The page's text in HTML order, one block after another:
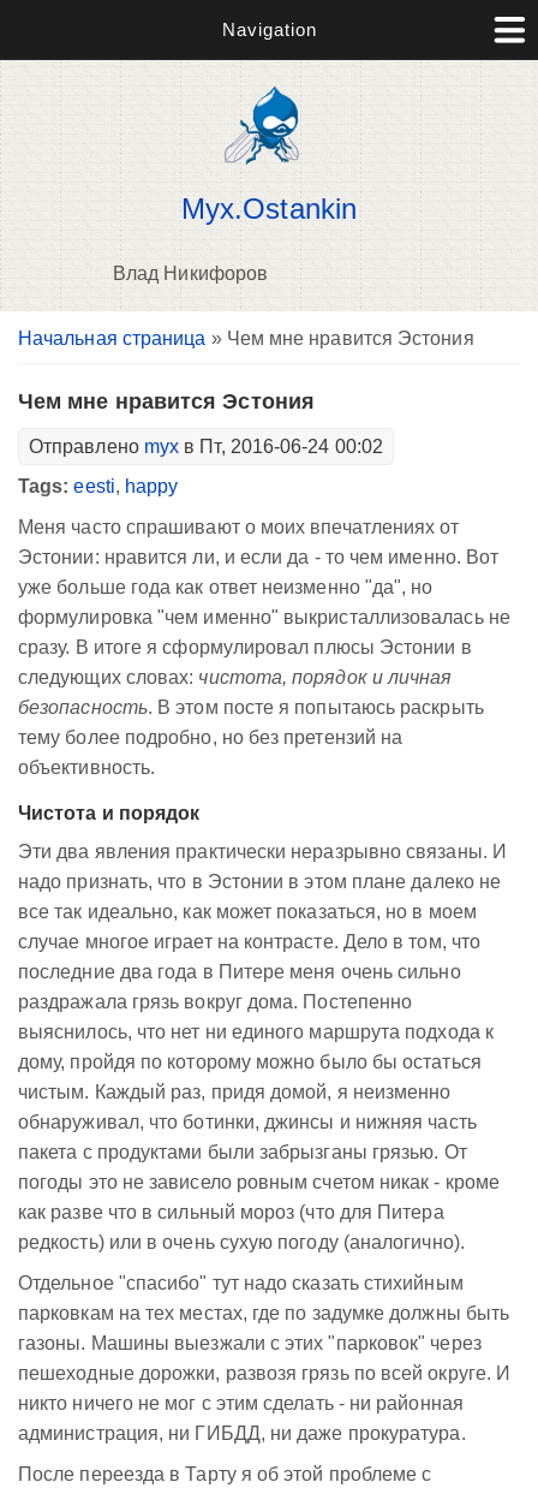
Navigation
Myx.Ostankin
Влад Никифоров
Вы здесь
Начальная страница » Чем мне нравится Эстония
Чем мне нравится Эстония
Отправлено myx в Пт, 2016-06-24 00:02
Tags:eesti, happy
Меня часто спрашивают о моих впечатлениях от
Эстонии: нравится ли, и если да - то чем именно. Вот
уже больше года как ответ неизменно "да", но
формулировка "чем именно" выкристаллизовалась не
сразу. В итоге я сформулировал плюсы Эстонии в
следующих словах: чистота, порядок и личная
безопасность. В этом посте я попытаюсь раскрыть
тему более подробно, но без претензий на
объективность.
Чистота и порядок
Эти два явления практически неразрывно связаны. И
надо признать, что в Эстонии в этом плане далеко не
все так идеально, как может показаться, но в моем
случае многое играет на контрасте. Дело в том, что
последние два года в Питере меня очень сильно
раздражала грязь вокруг дома. Постепенно
выяснилось, что нет ни единого маршрута подхода к
дому, пройдя по которому можно было бы остаться
чистым. Каждый раз, придя домой, я неизменно
обнаруживал, что ботинки, джинсы и нижняя часть
пакета с продуктами были забрызганы грязью. От
погоды это не зависело ровным счетом никак - кроме
как разве что в сильный мороз (что для Питера
редкость) или в очень сухую погоду (аналогично).
Отдельное "спасибо" тут надо сказать стихийным
парковкам на тех местах, где по задумке должны быть
газоны. Машины выезжали с этих "парковок" через
пешеходные дорожки, развозя грязь по всей округе. И
никто ничего не мог с этим сделать - ни районная
администрация, ни ГИБДД, ни даже прокуратура.
После переезда в Тарту я об этой проблеме с